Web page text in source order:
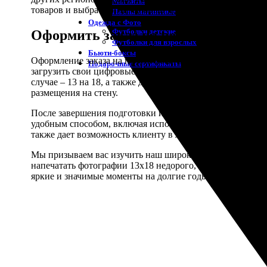
Пазлы магнитные
Одежда с Фото
Футболки детские
Футболки для взрослых
Бьюти-боксы
Подарочные сертификаты
товаров и выбрать оптимальный для себя вариант.
Оформить заказ на печать
Оформление заказа на печать фотографий формата
загрузить свои цифровые фотографии на сайт или
случае – 13 на 18, а также добавить или
размещения на стену.
После завершения подготовки изображений к печати,
удобным способом, включая использование банковской
также дает возможность клиенту в любой момент
Мы призываем вас изучить наш широкий ассортимент
напечатать фотографии 13х18 недорого, быстро, и
яркие и значимые моменты на долгие годы!